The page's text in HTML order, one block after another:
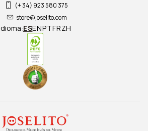
(+ 34) 923 580 375
store@joselito.com
ESENPTFRZH